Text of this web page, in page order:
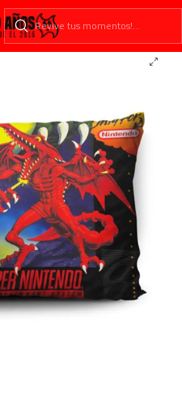
Retro
70x45cm Vudú Love